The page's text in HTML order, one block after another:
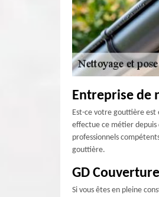
Entreprise de
Est-ce votre gouttière est
effectue ce métier depuis
professionnels
gouttière.
GD
Si vous êtes en pleine